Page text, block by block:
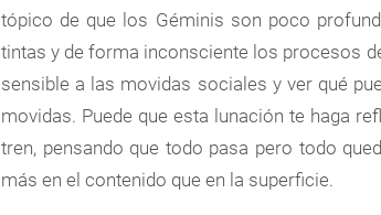
tópico de que los Géminis son poco
tintas y de forma inconsciente los procesos
sensible a las movidas sociales y ver qué
movidas. Puede que esta lunación te haga
tren, pensando que todo pasa pero todo
más en el contenido que en la superficie.